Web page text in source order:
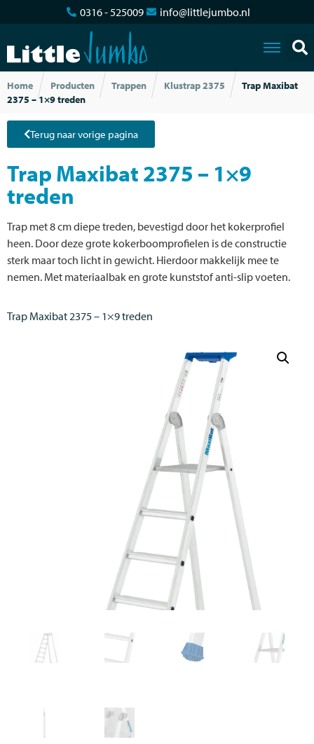
0316 - 525009 info@littlejumbo.nl
Home Producten Trappen Klustrap 2375
Trap Maxibat
2375 – 1×9 treden
Terug naar vorige pagina
Trap Maxibat 2375 – 1×9
treden
Trap met 8 cm diepe treden, bevestigd door het kokerprofiel
heen. Door deze grote kokerboomprofielen is de constructie
sterk maar toch licht in gewicht. Hierdoor makkelijk mee te
nemen. Met materiaalbak en grote kunststof anti-slip voeten.
Trap Maxibat 2375 – 1×9 treden